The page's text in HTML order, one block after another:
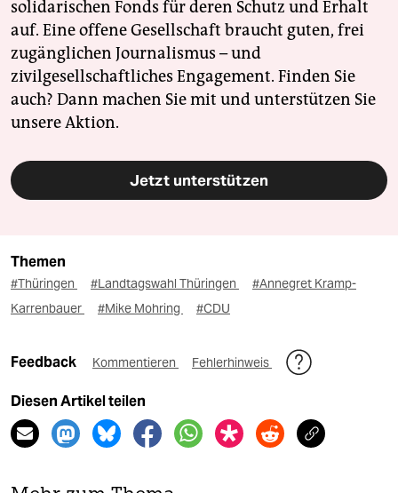
solidarischen Fonds für deren Schutz und Erhalt
auf. Eine offene Gesellschaft braucht guten, frei
zugänglichen Journalismus – und
zivilgesellschaftliches Engagement. Finden Sie
auch? Dann machen Sie mit und unterstützen Sie
unsere Aktion.
Jetzt unterstützen
Themen
#Thüringen #Landtagswahl Thüringen
#Annegret Kramp-
Karrenbauer
#Mike Mohring #CDU
Feedback Kommentieren Fehlerhinweis
Diesen Artikel teilen